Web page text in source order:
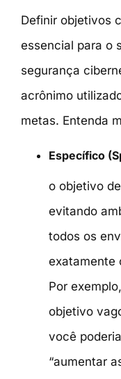
Definir objetivos
essencial para o
segurança
acrônimo
metas. Entenda
Específico
o objetivo
evitando
todos os
exatamente
Por
objetivo
você
“aumentar